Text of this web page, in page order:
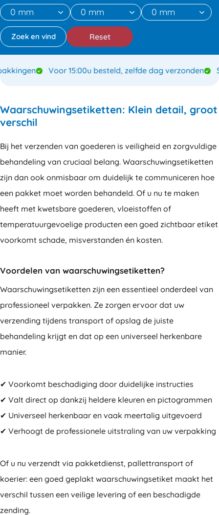
Reset
Voor 15:00u besteld, zelfde dag verzonden
Waarschuwingsetiketten: Klein detail, groot
verschil
Bij het verzenden van goederen is veiligheid en zorgvuldige
behandeling van cruciaal belang. Waarschuwingsetiketten
zijn dan ook onmisbaar om duidelijk te communiceren hoe
een pakket moet worden behandeld. Of u nu te maken
heeft met kwetsbare goederen, vloeistoffen of
temperatuurgevoelige producten een goed zichtbaar etiket
voorkomt schade, misverstanden én kosten.
Voordelen van waarschuwingsetiketten?
Waarschuwingsetiketten zijn een essentieel onderdeel van
professioneel verpakken. Ze zorgen ervoor dat uw
verzending tijdens transport of opslag de juiste
behandeling krijgt en dat op een universeel herkenbare
manier.
✔ Voorkomt beschadiging door duidelijke instructies
✔ Valt direct op dankzij heldere kleuren en pictogrammen
✔ Universeel herkenbaar en vaak meertalig uitgevoerd
✔ Verhoogt de professionele uitstraling van uw verpakking
Of u nu verzendt via pakketdienst, pallettransport of
koerier: een goed geplakt waarschuwingsetiket maakt het
verschil tussen een veilige levering of een beschadigde
zending.